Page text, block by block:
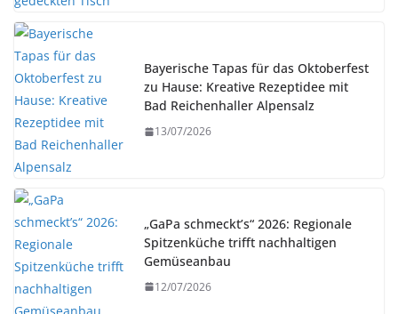
Bayerische Tapas für das Oktoberfest
zu Hause: Kreative Rezeptidee mit
Bad Reichenhaller Alpensalz
13/07/2026
„GaPa schmeckt’s“ 2026: Regionale
Spitzenküche trifft nachhaltigen
Gemüseanbau
12/07/2026